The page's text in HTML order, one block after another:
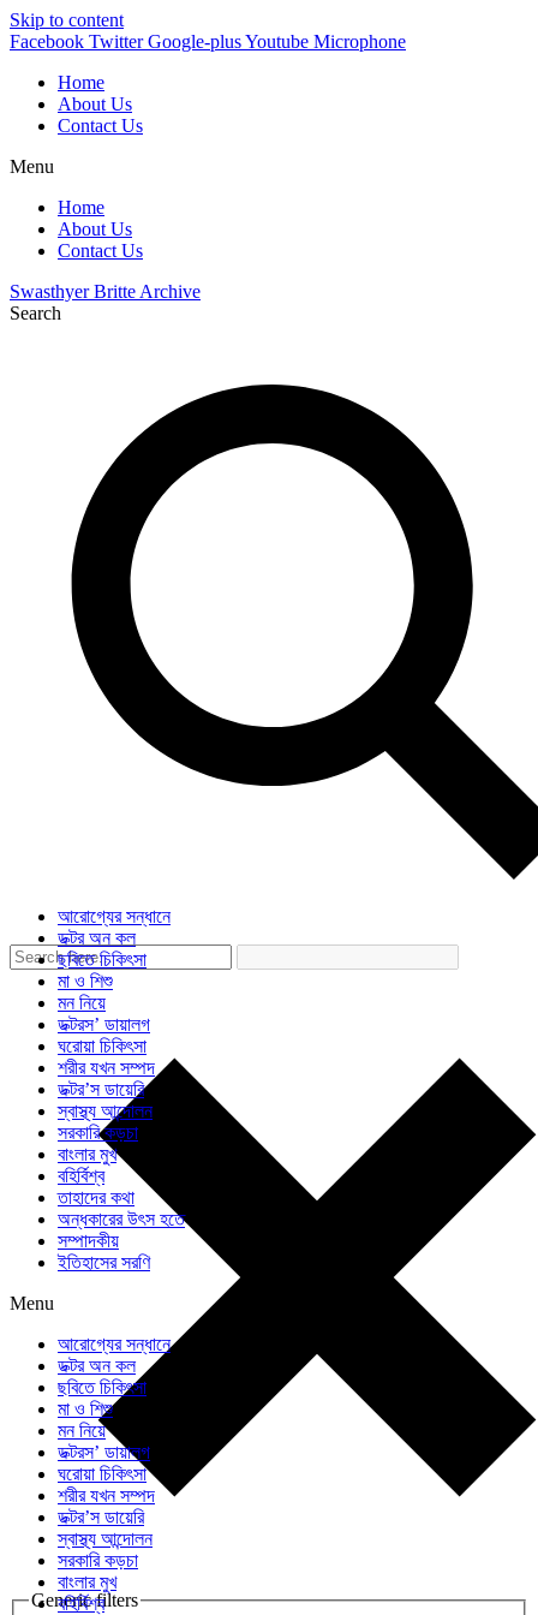
Skip to content
Facebook Twitter Google-plusYoutube Microphone
Home
About Us
Contact Us
Menu
Home
About Us
Contact Us
Swasthyer Britte Archive
Search
Generic filters
আরোগ্যের সন্ধানে
ডক্টর অন কল
ছবিতে চিকিৎসা
মা ও শিশু
মন নিয়ে
ডক্টরস’ ডায়ালগ
ঘরোয়া চিকিৎসা
শরীর যখন সম্পদ
ডক্টর’স ডায়েরি
স্বাস্থ্য আন্দোলন
সরকারি কড়চা
বাংলার মুখ
বহির্বিশ্ব
তাহাদের কথা
অন্ধকারের উৎস হতে
সম্পাদকীয়
ইতিহাসের সরণি
Menu
আরোগ্যের সন্ধানে
ডক্টর অন কল
ছবিতে চিকিৎসা
মা ও শিশু
মন নিয়ে
ডক্টরস’ ডায়ালগ
ঘরোয়া চিকিৎসা
শরীর যখন সম্পদ
ডক্টর’স ডায়েরি
স্বাস্থ্য আন্দোলন
সরকারি কড়চা
বাংলার মুখ
বহির্বিশ্ব